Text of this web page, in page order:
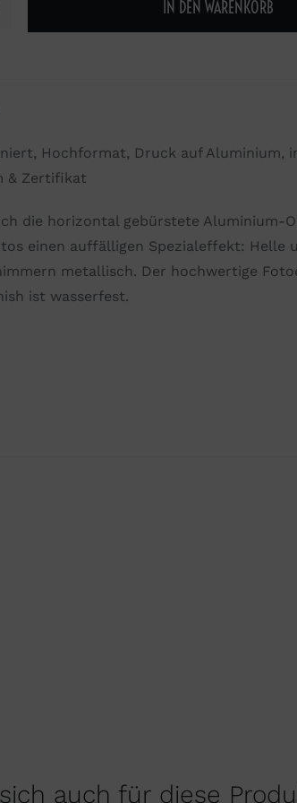
IN DEN WARENKORB
Hochformat, Druck auf Aluminium,
& Zertifikat
die horizontal gebürstete Aluminium-
einen auffälligen Spezialeffekt: Helle
metallisch. Der hochwertige
ist wasserfest.
auch für diese